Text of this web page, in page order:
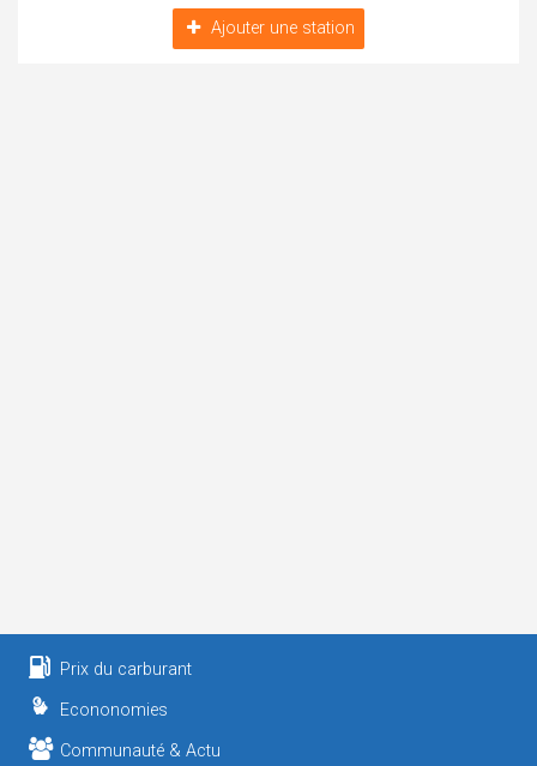
Ajouter une station
Prix du carburant
Econonomies
Communauté & Actu